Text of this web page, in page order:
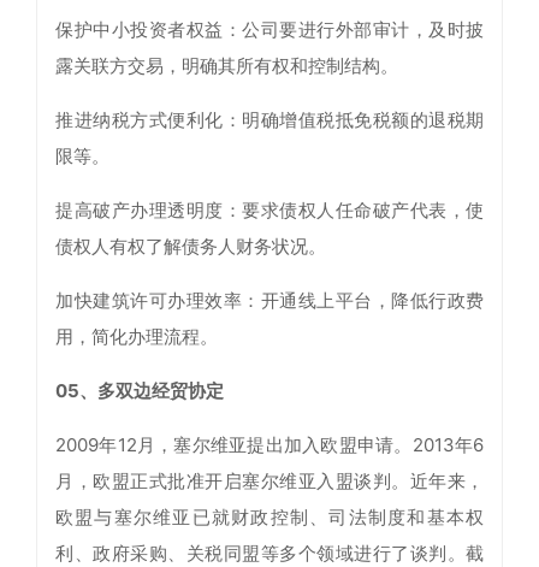
保护中小投资者权益：公司要进行外部审计，及时披
露关联方交易，明确其所有权和控制结构。
推进纳税方式便利化：明确增值税抵免税额的退税期
限等。
提高破产办理透明度：要求债权人任命破产代表，使
债权人有权了解债务人财务状况。
加快建筑许可办理效率：开通线上平台，降低行政费
用，简化办理流程。
05、多双边经贸协定
2009年12月，塞尔维亚提出加入欧盟申请。2013年6
月，欧盟正式批准开启塞尔维亚入盟谈判。近年来，
欧盟与塞尔维亚已就财政控制、司法制度和基本权
利、政府采购、关税同盟等多个领域进行了谈判。截